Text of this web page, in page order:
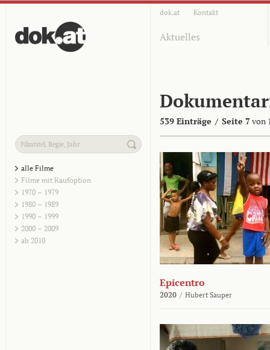
dok.at Kontakt
Aktuelles
539 Einträge / Seite 7von
alle Filme
Filme mit Kaufoption
1970 – 1979
1980 – 1989
1990 – 1999
2000 – 2009
ab 2010
Epicentro
2020 / Hubert Sauper